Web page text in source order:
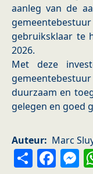
aanleg van de
gebruiksklaar te
2026.
Met deze
duurzaam en
gelegen en goed
Auteur Marc
Share